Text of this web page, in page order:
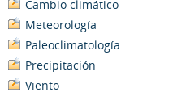
Cambio climático
Meteorología
Paleoclimatología
Precipitación
Viento